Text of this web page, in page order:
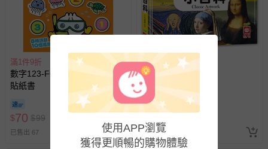
滿1件9折
數字123-FOOD超人益智遊戲
貼紙書
$70 $99
已售出 67
滿1件9折
世界名畫小百科
即將售完
已售出 5
使用APP瀏覽
獲得更順暢的購物體驗